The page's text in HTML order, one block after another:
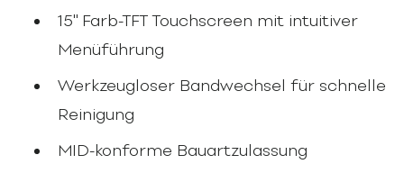
15" Farb-TFT Touchscreen mit intuitiver
Menüführung
Werkzeugloser Bandwechsel für schnelle
Reinigung
MID-konforme Bauartzulassung